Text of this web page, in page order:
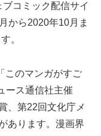
コミック配信サイ
から2020年10月ま
。
このマンガがすご
ース通信社主催
、第22回文化庁メ
あります。漫画界